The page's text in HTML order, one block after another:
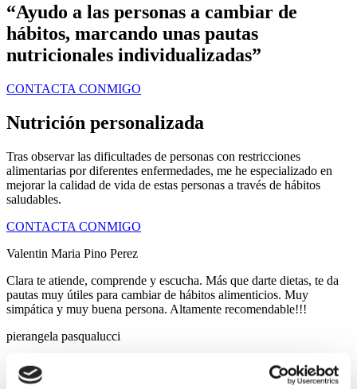
“Ayudo a las personas a cambiar de
hábitos, marcando unas pautas
nutricionales individualizadas”
CONTACTA CONMIGO
Nutrición personalizada
Tras observar las dificultades de personas con restricciones
alimentarias por diferentes enfermedades, me he especializado en
mejorar la calidad de vida de estas personas a través de hábitos
saludables.
CONTACTA CONMIGO
Valentin Maria Pino Perez
Clara te atiende, comprende y escucha. Más que darte dietas, te da
pautas muy útiles para cambiar de hábitos alimenticios. Muy
simpática y muy buena persona. Altamente recomendable!!!
pierangela pasqualucci
Clara es mi nutricionista desde el 2021. Es súper profesional y tiene
siempre en cuenta todas las cosas que pueden pasar. Estoy súper